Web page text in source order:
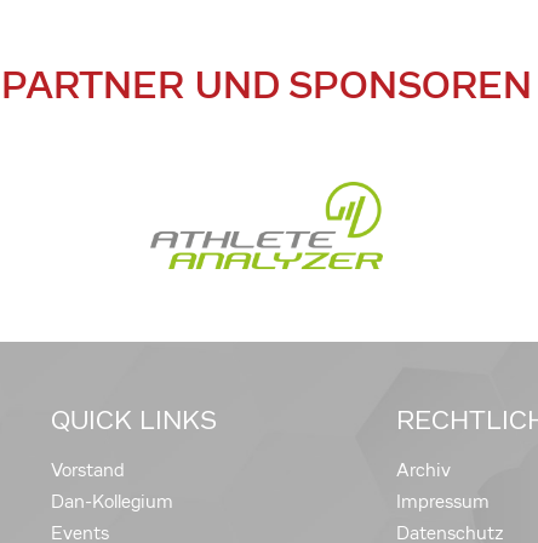
PARTNER UND SPONSOREN
QUICK LINKS
Vorstand
Dan-Kollegium
Events
Archiv
Impressum
Datenschutz